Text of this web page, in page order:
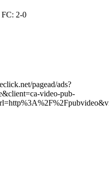
2-0
pagead/ads?
video-pub-